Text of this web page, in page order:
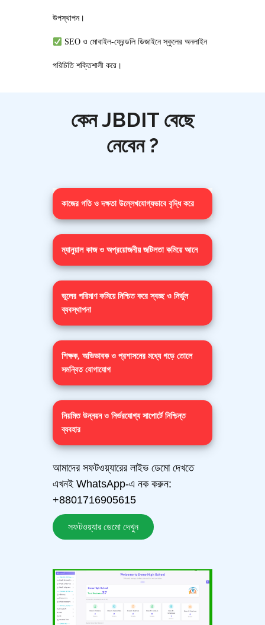
উপস্থাপন।
SEO ও মোবাইল-ফ্রেন্ডলি ডিজাইনে স্কুলের অনলাইন
পরিচিতি শক্তিশালী করে।
কেন JBDIT বেছে
নেবেন ?
কাজের গতি ও দক্ষতা উল্লেখযোগ্যভাবে বৃদ্ধি করে
ম্যানুয়াল কাজ ও অপ্রয়োজনীয় জটিলতা কমিয়ে আনে
ভুলের পরিমাণ কমিয়ে নিশ্চিত করে স্বচ্ছ ও নির্ভুল
ব্যবস্থাপনা
শিক্ষক, অভিভাবক ও প্রশাসনের মধ্যে গড়ে তোলে
সমন্বিত যোগাযোগ
নিয়মিত উন্নয়ন ও নির্ভরযোগ্য সাপোর্টে নিশ্চিন্ত
ব্যবহার
আমাদের সফটওয়্যারের লাইভ ডেমো দেখতে
এখনই WhatsApp-এ নক করুন:
+8801716905615
সফটওয়্যার ডেমো দেখুন